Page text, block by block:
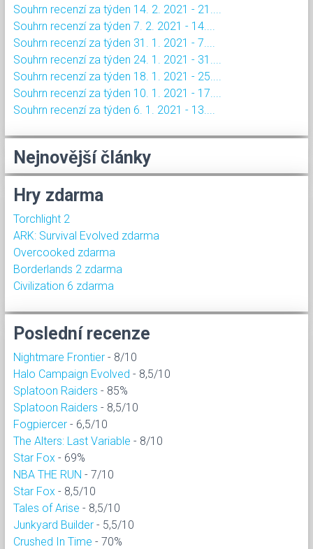
Souhrn recenzí za týden 14. 2. 2021 - 21....
Souhrn recenzí za týden 7. 2. 2021 - 14....
Souhrn recenzí za týden 31. 1. 2021 - 7....
Souhrn recenzí za týden 24. 1. 2021 - 31....
Souhrn recenzí za týden 18. 1. 2021 - 25....
Souhrn recenzí za týden 10. 1. 2021 - 17....
Souhrn recenzí za týden 6. 1. 2021 - 13....
Nejnovější články
Hry zdarma
Torchlight 2
ARK: Survival Evolved zdarma
Overcooked zdarma
Borderlands 2 zdarma
Civilization 6 zdarma
Poslední recenze
Nightmare Frontier - 8/10
Halo Campaign Evolved - 8,5/10
Splatoon Raiders - 85%
Splatoon Raiders - 8,5/10
Fogpiercer - 6,5/10
The Alters: Last Variable - 8/10
Star Fox - 69%
NBA THE RUN - 7/10
Star Fox - 8,5/10
Tales of Arise - 8,5/10
Junkyard Builder - 5,5/10
Crushed In Time - 70%